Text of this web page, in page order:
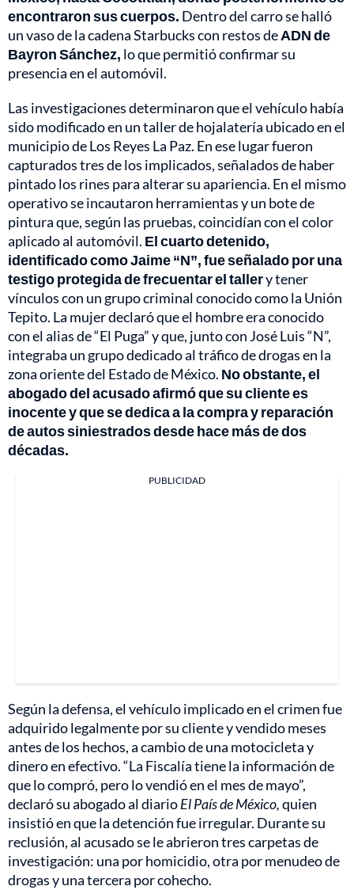
encontraron sus cuerpos. Dentro del carro se halló
un vaso de la cadena Starbucks con restos deADN de
Bayron Sánchez, lo que permitió confirmar su
presencia en el automóvil.
Las investigaciones determinaron que el vehículo había
sido modificado en un taller de hojalatería ubicado en el
municipio de Los Reyes La Paz. En ese lugar fueron
capturados tres de los implicados, señalados de haber
pintado los rines para alterar su apariencia. En el mismo
operativo se incautaron herramientas y un bote de
pintura que, según las pruebas, coincidían con el color
aplicado al automóvil. El cuarto detenido,
identificado como Jaime “N”, fue señalado por una
testigo protegida de frecuentar el tallery tener
vínculos con un grupo criminal conocido como la Unión
Tepito. La mujer declaró que el hombre era conocido
con el alias de “El Puga” y que, junto con José Luis “N”,
integraba un grupo dedicado al tráfico de drogas en la
zona oriente del Estado de México. No obstante, el
abogado del acusado afirmó que su cliente es
inocente y que se dedica a la compra y reparación
de autos siniestrados desde hace más de dos
décadas.
PUBLICIDAD
Según la defensa, el vehículo implicado en el crimen fue
adquirido legalmente por su cliente y vendido meses
antes de los hechos, a cambio de una motocicleta y
dinero en efectivo. “La Fiscalía tiene la información de
que lo compró, pero lo vendió en el mes de mayo”,
declaró su abogado al diarioEl País de México,quien
insistió en que la detención fue irregular. Durante su
reclusión, al acusado se le abrieron tres carpetas de
investigación: una por homicidio, otra por menudeo de
drogas y una tercera por cohecho.